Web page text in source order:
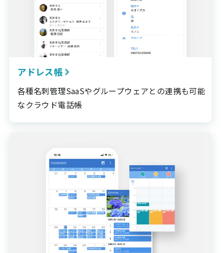
アドレス帳
各種名刺管理SaaSやグループウェアとの連携も可能
なクラウド電話帳